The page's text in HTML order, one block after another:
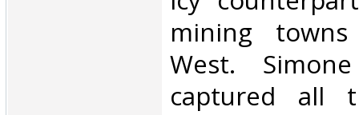
mining
West.
captured all